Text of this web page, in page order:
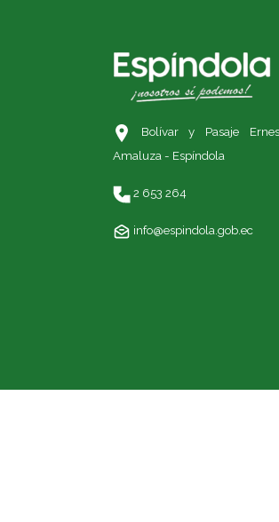
Bolívar y Pasaje
Amaluza - Espíndola
2 653 264
info@espindola.gob.ec